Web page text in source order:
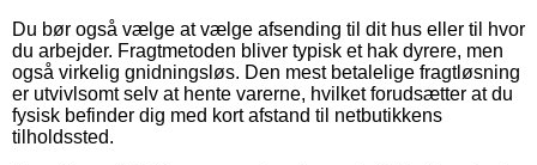
Du bør også vælge at vælge afsending til dit hus eller til hvor
du arbejder. Fragtmetoden bliver typisk et hak dyrere, men
også virkelig gnidningsløs. Den mest betalelige fragtløsning
er utvivlsomt selv at hente varerne, hvilket forudsætter at du
fysisk befinder dig med kort afstand til netbutikkens
tilholdssted.